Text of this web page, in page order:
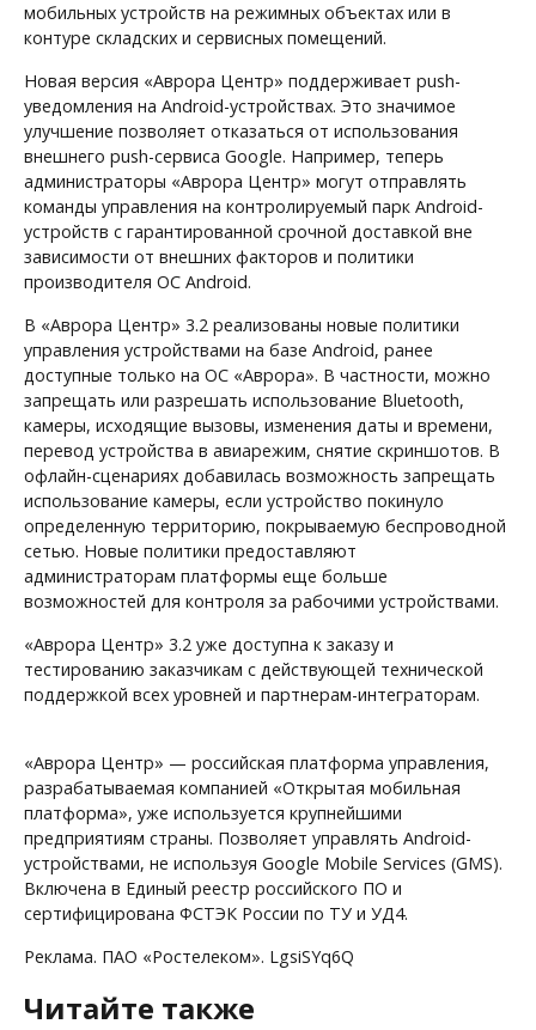
мобильных устройств на режимных объектах или в
контуре складских и сервисных помещений.
Новая версия «Аврора Центр» поддерживает push-
уведомления на Android-устройствах. Это значимое
улучшение позволяет отказаться от использования
внешнего push-сервиса Google. Например, теперь
администраторы «Аврора Центр» могут отправлять
команды управления на контролируемый парк Android-
устройств с гарантированной срочной доставкой вне
зависимости от внешних факторов и политики
производителя ОС Android.
В «Аврора Центр» 3.2 реализованы новые политики
управления устройствами на базе Android, ранее
доступные только на ОС «Аврора». В частности, можно
запрещать или разрешать использование Bluetooth,
камеры, исходящие вызовы, изменения даты и времени,
перевод устройства в авиарежим, снятие скриншотов. В
офлайн-сценариях добавилась возможность запрещать
использование камеры, если устройство покинуло
определенную территорию, покрываемую беспроводной
сетью. Новые политики предоставляют
администраторам платформы еще больше
возможностей для контроля за рабочими устройствами.
«Аврора Центр» 3.2 уже доступна к заказу и
тестированию заказчикам с действующей технической
поддержкой всех уровней и партнерам-интеграторам.
«Аврора Центр» — российская платформа управления,
разрабатываемая компанией «Открытая мобильная
платформа», уже используется крупнейшими
предприятиям страны. Позволяет управлять Android-
устройствами, не используя Google Mobile Services (GMS).
Включена в Единый реестр российского ПО и
сертифицирована ФСТЭК России по ТУ и УД4.
Реклама. ПАО «Ростелеком». LgsiSYq6Q
Читайте также